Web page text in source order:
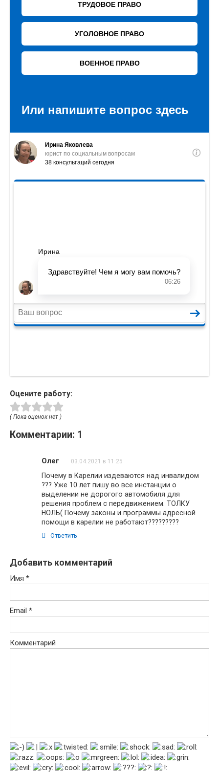
Оцените работу:
( Пока оценок нет )
Комментарии: 1
Олег 03.04.2021 в 11:25
Почему в Карелии издеваются над инвалидом
??? Уже 10 лет пишу во все инстанции о
выделении не дорогого автомобиля для
решения проблем с передвижением. ТОЛКУ
НОЛЬ( Почему законы и программы адресной
помощи в карелии не работают?????????
Ответить
Добавить комментарий
Имя *
Email *
Комментарий